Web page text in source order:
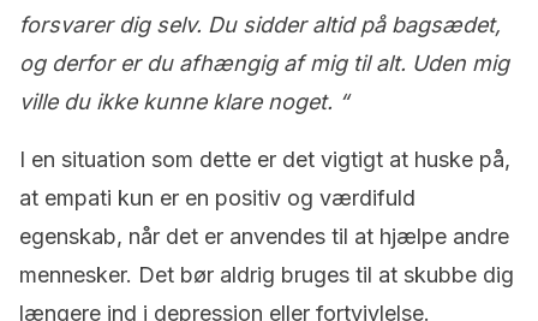
forsvarer dig selv. Du sidder altid på bagsædet,
og derfor er du afhængig af mig til alt. Uden mig
ville du ikke kunne klare noget. “
I en situation som dette er det vigtigt at huske på,
at empati kun er en positiv og værdifuld
egenskab, når det er anvendes til at hjælpe andre
mennesker. Det bør aldrig bruges til at skubbe dig
længere ind i depression eller fortvivlelse.